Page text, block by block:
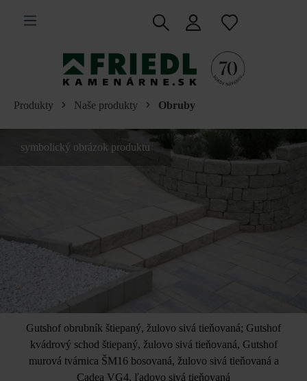
hlavný obsah
Produkty Naše produkty Obruby
Gutshof obrubník štiepaný, žulovo sivá tieňovaná; Gutshof
kvádrový schod štiepaný, žulovo sivá tieňovaná, Gutshof
murová tvárnica ŠM16 bosovaná, žulovo sivá tieňovaná a
Cadea VG4, ľadovo sivá tieňovaná
symbolický obrázok produktu